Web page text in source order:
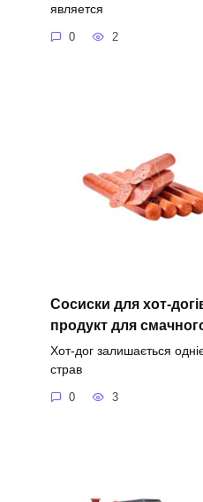
является
0 2
Сосиски для хот-
продукт для
Хот-дог залишається
страв
0 3